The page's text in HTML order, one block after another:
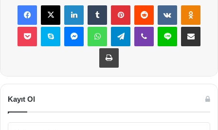
Facebook
X LinkedInTumblr PinterestReddit VKontakte
Pocket Skype MessengerWhatsAppTelegramViber Line E-Posta ile
Yazdır
Kayıt Ol